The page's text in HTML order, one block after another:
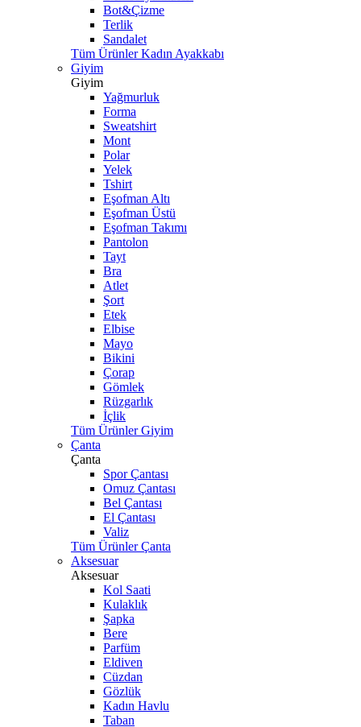
Bot&Çizme
Terlik
Sandalet
Tüm Ürünler Kadın Ayakkabı
Giyim
Giyim
Yağmurluk
Forma
Sweatshirt
Mont
Polar
Yelek
Tshirt
Eşofman Altı
Eşofman Üstü
Eşofman Takımı
Pantolon
Tayt
Bra
Atlet
Şort
Etek
Elbise
Mayo
Bikini
Çorap
Gömlek
Rüzgarlık
İçlik
Tüm Ürünler Giyim
Çanta
Çanta
Spor Çantası
Omuz Çantası
Bel Çantası
El Çantası
Valiz
Tüm Ürünler Çanta
Aksesuar
Aksesuar
Kol Saati
Kulaklık
Şapka
Bere
Parfüm
Eldiven
Cüzdan
Gözlük
Kadın Havlu
Taban